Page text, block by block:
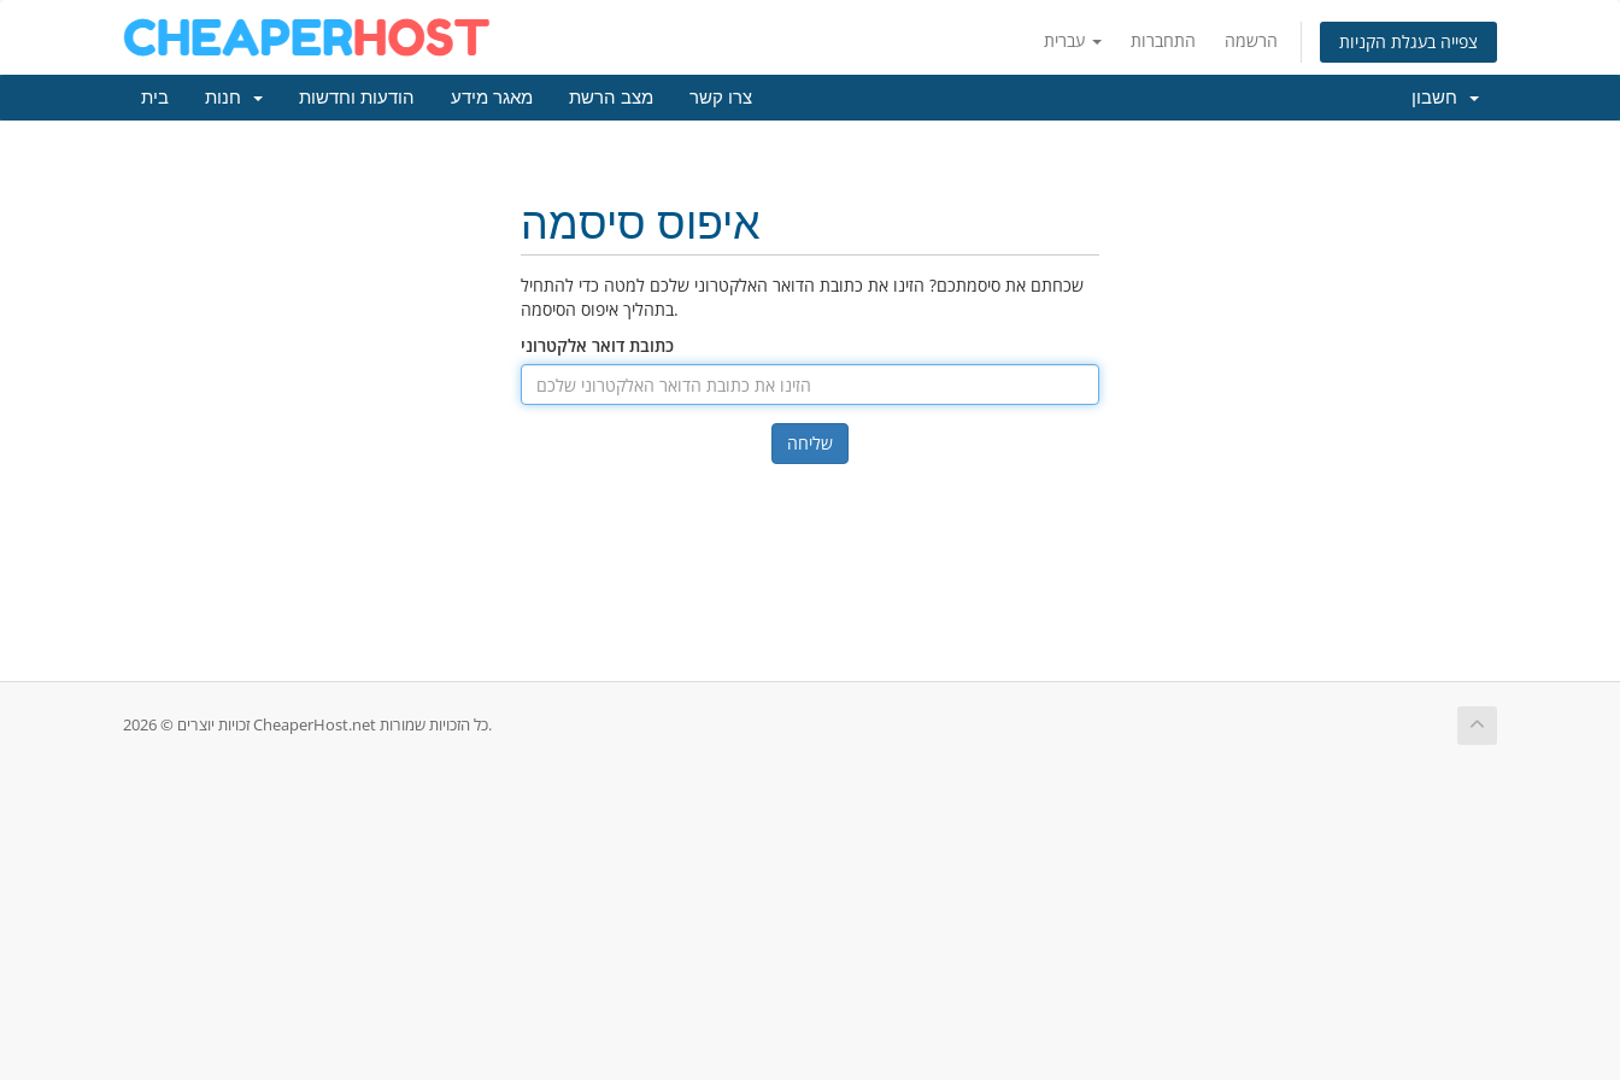
התחברות הרשמה צפייה בעגלת הקניות
בית הודעות וחדשות מאגר מידע מצב הרשת צרו קשר
איפוס סיסמה
שכחתם את סיסמתכם? הזינו את כתובת הדואר האלקטרוני שלכם למטה כדי להתחיל
בתהליך איפוס הסיסמה.
כתובת דואר אלקטרוני
שליחה
זכויות יוצרים © 2026 CheaperHost.net כל הזכויות שמורות.